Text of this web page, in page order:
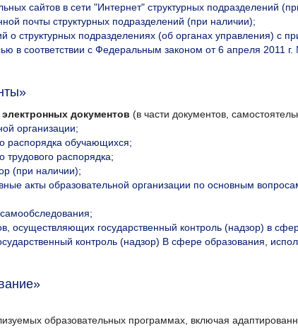
сайтов в сети "Интернет" структурных подразделений
почты структурных подразделений (при наличии);
о структурных подразделениях (об органах управления) с
в соответствии с Федеральным законом от 6 апреля
электронных документов (в части документов,
организации;
распорядка обучающихся;
трудового распорядка;
(при наличии);
акты образовательной организации по основным
самообследования;
осуществляющих государственный контроль (надзор) в
контроль (надзор) B сфере образования,
образовательных программах, включая